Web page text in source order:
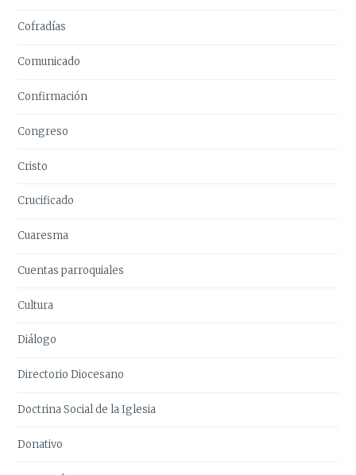
Cofradías
Comunicado
Confirmación
Congreso
Cristo
Crucificado
Cuaresma
Cuentas parroquiales
Cultura
Diálogo
Directorio Diocesano
Doctrina Social de la Iglesia
Donativo